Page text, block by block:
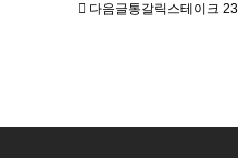
다음글통갈릭스테이크